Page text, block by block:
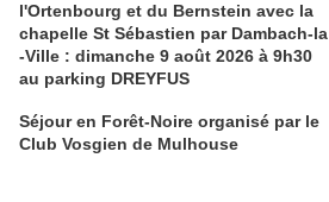
l'Ortenbourg et du Bernstein avec la
chapelle St Sébastien par Dambach-la
-Ville : dimanche 9 août 2026 à 9h30
au parking DREYFUS
Séjour en Forêt-Noire organisé par le
Club Vosgien de Mulhouse